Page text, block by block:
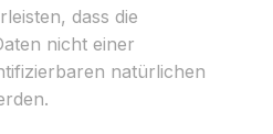
dass die
nicht einer
natürlichen